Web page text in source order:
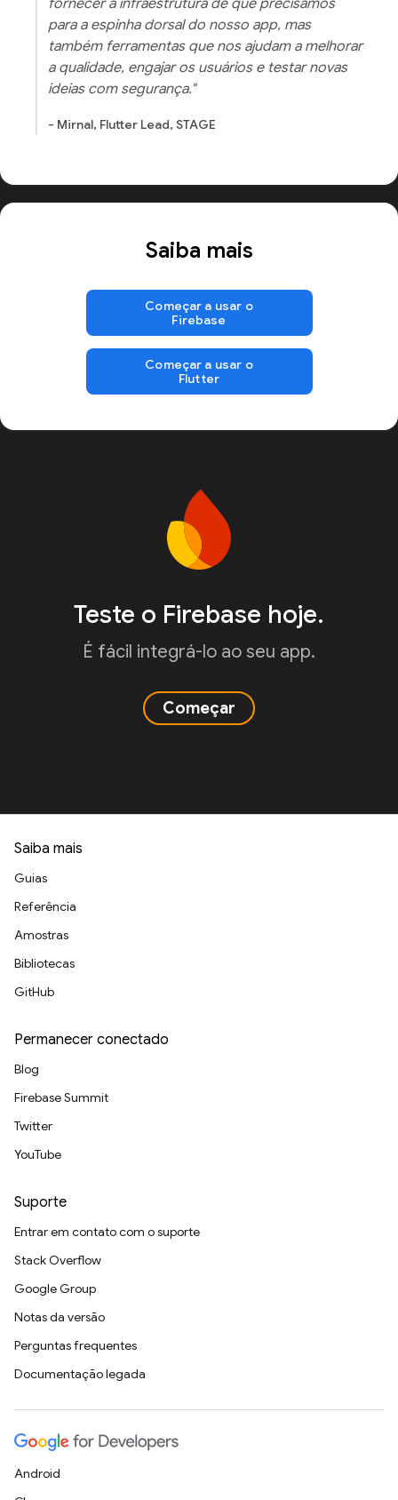
para a espinha dorsal do nosso app, mas
também ferramentas que nos ajudam a melhorar
a qualidade, engajar os usuários e testar novas
ideias com segurança."
- Mirnal, Flutter Lead, STAGE
Saiba mais
Começar a usar o
Firebase
Começar a usar o
Flutter
Teste o Firebase hoje.
É fácil integrá-lo ao seu app.
Começar
Saiba mais
Guias
Referência
Amostras
Bibliotecas
GitHub
Permanecer conectado
Blog
Firebase Summit
Twitter
YouTube
Suporte
Entrar em contato com o suporte
Stack Overflow
Google Group
Notas da versão
Perguntas frequentes
Documentação legada
Android